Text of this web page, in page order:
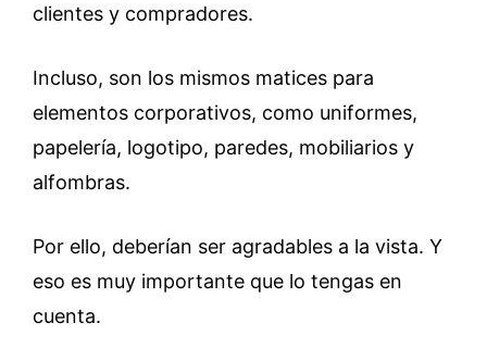
clientes y compradores.
Incluso, son los mismos matices para
elementos corporativos, como uniformes,
papelería, logotipo, paredes, mobiliarios y
alfombras.
Por ello, deberían ser agradables a la vista. Y
eso es muy importante que lo tengas en
cuenta.